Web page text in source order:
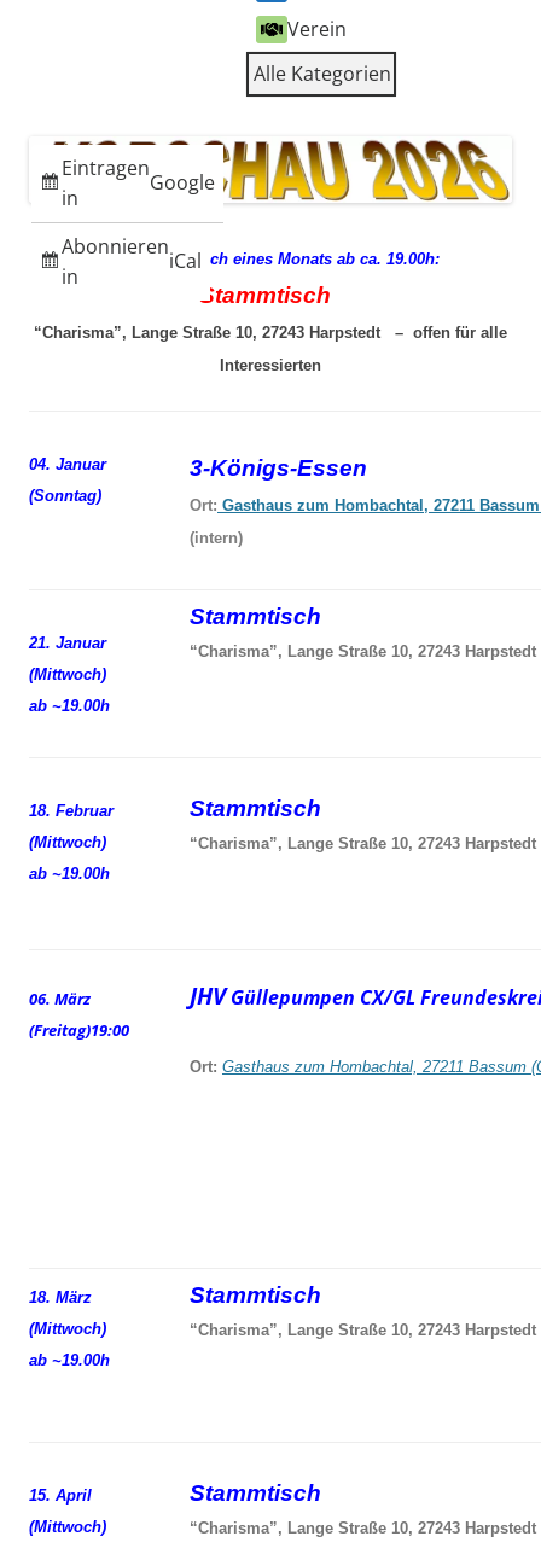
Clubs
dänischen
CX
Clubs
Verein
Alle Kategorien
Eintragen
in
Google
Abonnieren
in
iCal
jeden 3. Mittwoch eines Monats ab ca. 19.00h:
Stammtisch
“Charisma”, Lange Straße 10, 27243 Harpstedt – offen für alle
Interessierten
04. Januar
(Sonntag)
3-Königs-Essen
Ort: Gasthaus zum Hombachtal, 27211
(intern)
21. Januar
(Mittwoch)
ab ~19.00h
Stammtisch
“Charisma”, Lange Straße 10, 27243 Harpstedt
18. Februar
(Mittwoch)
ab ~19.00h
Stammtisch
“Charisma”, Lange Straße 10, 27243 Harpstedt
06. März
(Freitag)19:00
JHV Güllepumpen CX/GL
Ort: Gasthaus zum Hombachtal, 27211 Bassum
18. März
(Mittwoch)
ab ~19.00h
Stammtisch
“Charisma”, Lange Straße 10, 27243 Harpstedt
15. April
(Mittwoch)
Stammtisch
“Charisma”, Lange Straße 10, 27243 Harpstedt